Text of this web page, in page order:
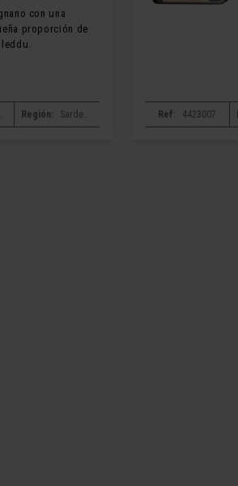
con una
proporción de
Región: Sardegna Ref: 4423007